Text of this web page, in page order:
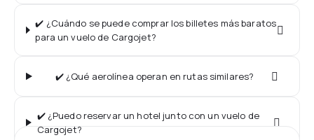
✔️ ¿Cuándo se puede comprar los billetes más baratos
para un vuelo de Cargojet?
✔️ ¿Qué aerolínea operan en rutas similares?
✔️ ¿Puedo reservar un hotel junto con un vuelo de
Cargojet?